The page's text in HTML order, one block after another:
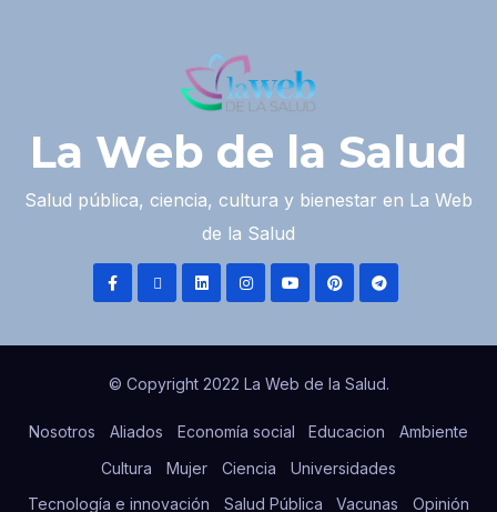
La Web de la Salud
Salud pública, ciencia, cultura y bienestar en La Web
de la Salud
© Copyright 2022 La Web de la Salud.
Nosotros Aliados Economía social Educacion
Ambiente
Cultura
Mujer Ciencia
Universidades
Tecnología e innovación
Salud Pública Vacunas Opinión